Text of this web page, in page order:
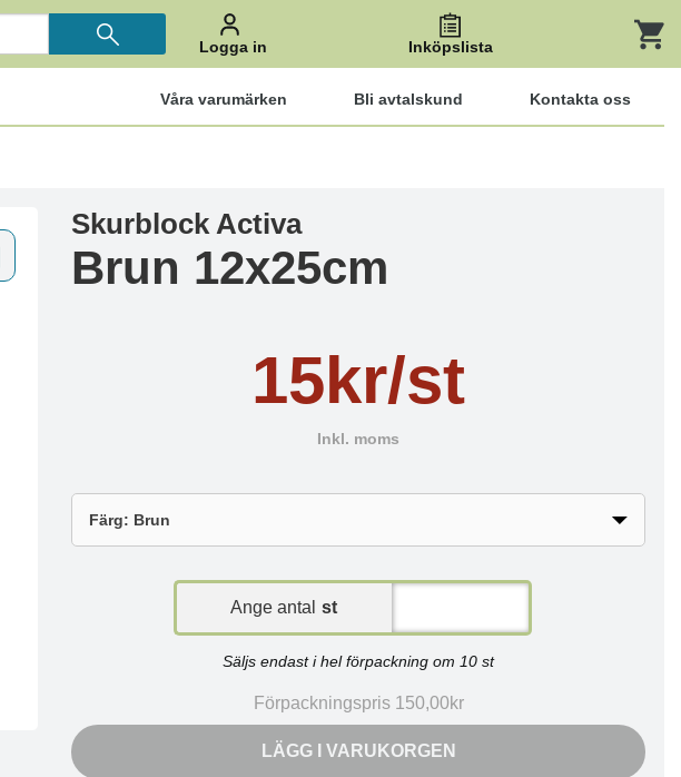
Logga in Inköpslista
Våra varumärken Bli avtalskund Kontakta oss
Skurblock Activa
Brun 12x25cm
15kr/st
Inkl. moms
Ange antal st
Säljs endast i hel förpackning om 10 st
Förpackningspris 150,00kr
LÄGG I VARUKORGEN